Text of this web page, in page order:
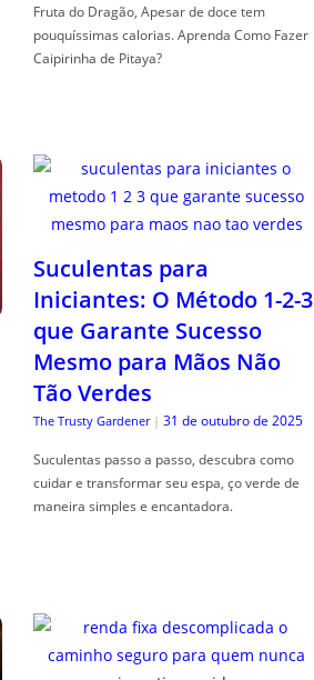
Fruta do Dragão, Apesar de doce tem
pouquíssimas calorias. Aprenda Como Fazer
Caipirinha de Pitaya?
Suculentas para
Iniciantes: O Método 1-2-3
que Garante Sucesso
Mesmo para Mãos Não
Tão Verdes
The Trusty Gardener | 31 de outubro de 2025
Suculentas passo a passo, descubra como
cuidar e transformar seu espa, ço verde de
maneira simples e encantadora.